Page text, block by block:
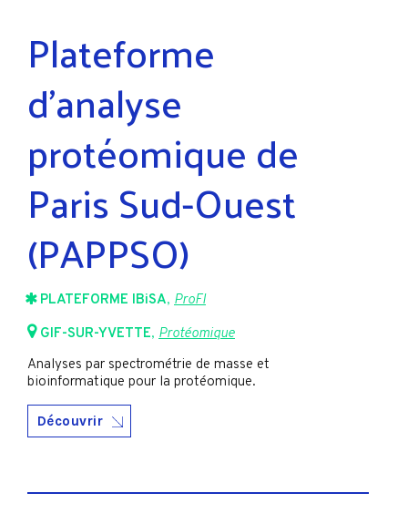
Plateforme
d’analyse
protéomique de
Paris Sud-Ouest
(PAPPSO)
PLATEFORME IBiSA, ProFI
GIF-SUR-YVETTE, Protéomique
Analyses par spectrométrie de masse et
bioinformatique pour la protéomique.
Découvrir